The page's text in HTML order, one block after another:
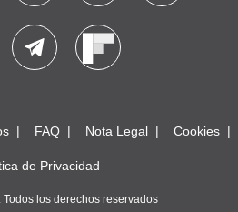
FAQ Nota Legal Cookies
de Privacidad
los derechos reservados